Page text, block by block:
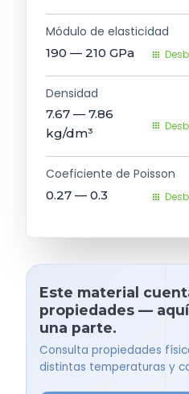
Módulo de elasticidad
190 — 210 GPa
Densidad
7.67 — 7.86
kg/dm³
Coeficiente de Poisson
0.27 — 0.3
Este material
propiedades —
una parte.
Consulta propiedades
distintas temperaturas y